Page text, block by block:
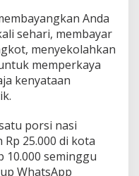
Anda
sehari, membayar
menyekolahkan
memperkaya
kenyataan
porsi nasi
25.000 di kota
10.000 seminggu
WhatsApp